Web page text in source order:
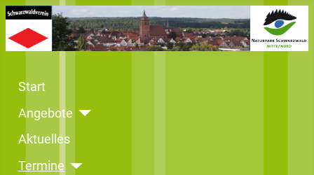
Start
Angebote
Aktuelles
Termine